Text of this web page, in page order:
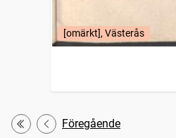
[omärkt], Västerås
Första
Föregående